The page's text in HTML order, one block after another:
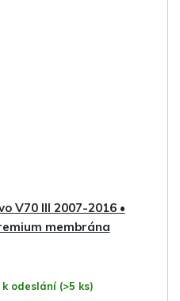
V70 III 2007-2016 •
membrána
k odeslání (>5 ks)